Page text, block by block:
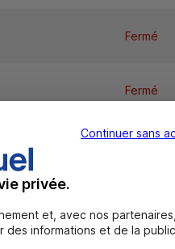
Fermé
Fermé
Continuer sans
privée.
et, avec nos
des informations et de la